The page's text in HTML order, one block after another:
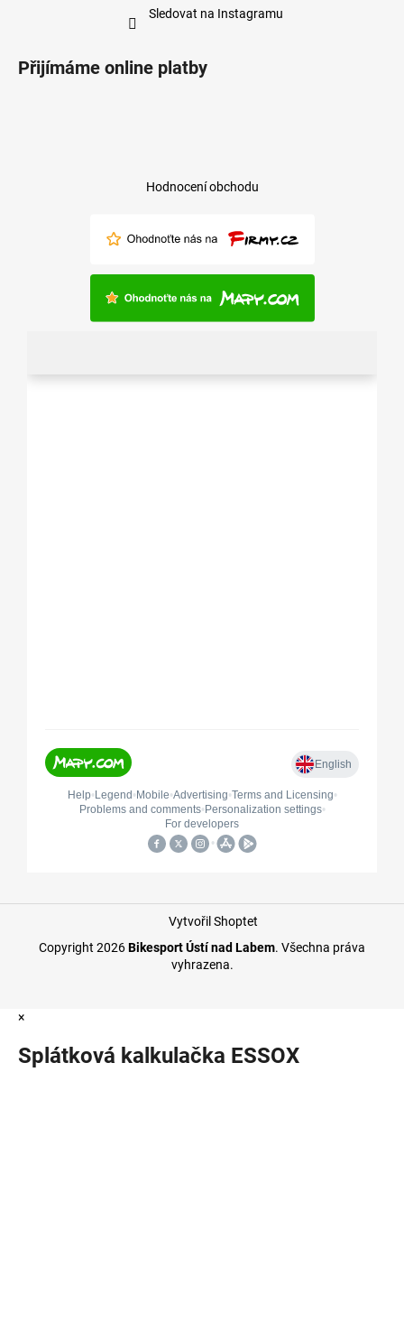
Sledovat na Instagramu
Přijímáme online platby
Hodnocení obchodu
Vytvořil Shoptet
Copyright 2026Bikesport Ústí nad Labem. Všechna práva
vyhrazena.
×
Splátková kalkulačka ESSOX